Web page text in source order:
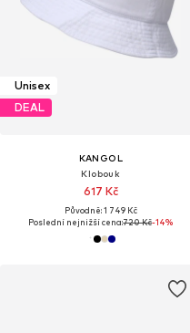
Unisex
DEAL
KANGOL
Klobouk
617 Kč
Původně: 1 749 Kč
Poslední nejnižší cena:720 Kč-14%